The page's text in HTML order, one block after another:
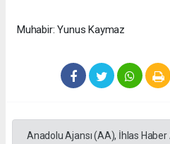
Muhabir: Yunus Kaymaz
Anadolu Ajansı (AA), İhlas Haber